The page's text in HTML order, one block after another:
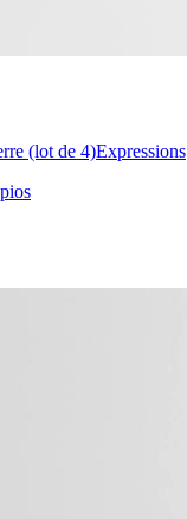
(lot de 4)Expressions